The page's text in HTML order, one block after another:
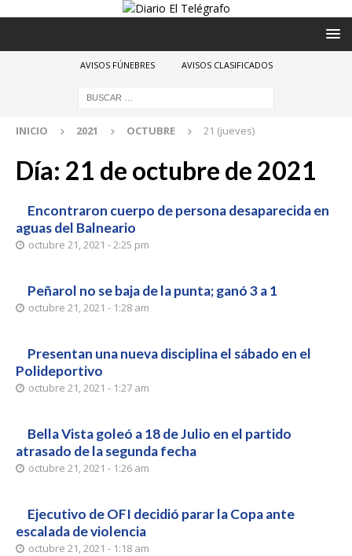
AVISOS FÚNEBRES AVISOS CLASIFICADOS
INICIO 2021 OCTUBRE 21 (jueves)
Día: 21 de octubre de 2021
Encontraron cuerpo de persona desaparecida en
aguas del Balneario
octubre 21, 2021 - 2:25 pm
Peñarol no se baja de la punta; ganó 3 a 1
octubre 21, 2021 - 1:28 am
Presentan una nueva disciplina el sábado en el
Polideportivo
octubre 21, 2021 - 1:27 am
Bella Vista goleó a 18 de Julio en el partido
atrasado de la segunda fecha
octubre 21, 2021 - 1:26 am
Ejecutivo de OFI decidió parar la Copa ante
escalada de violencia
octubre 21, 2021 - 1:18 am